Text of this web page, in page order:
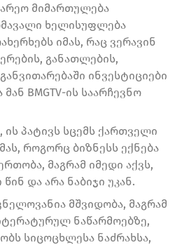
მიმართულება
ხელისუფლება
იმას, რაც ვერავინ
განათლების,
ინვესტიციები
მან BMGTV-ის საარჩევნო
პატივს სცემს ქართველი
როგორც ბიზნესს ექნება
მაგრამ იმედი აქვს,
და არა ნაბიჯი უკან.
მშვიდობა, მაგრამ
ნაწარმოებზე,
სიცოცხლესა ნაძრახსა,